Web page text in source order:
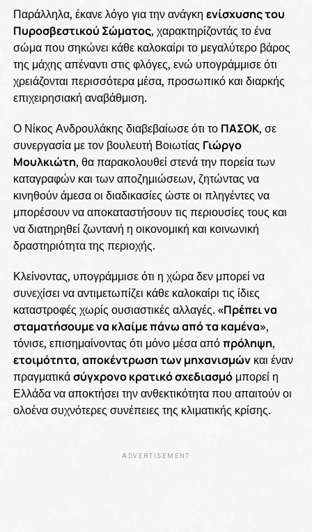
Παράλληλα, έκανε λόγο για την ανάγκη ενίσχυσης του
Πυροσβεστικού Σώματος, χαρακτηρίζοντάς το ένα
σώμα που σηκώνει κάθε καλοκαίρι το μεγαλύτερο βάρος
της μάχης απέναντι στις φλόγες, ενώ υπογράμμισε ότι
χρειάζονται περισσότερα μέσα, προσωπικό και διαρκής
επιχειρησιακή αναβάθμιση.
Ο Νίκος Ανδρουλάκης διαβεβαίωσε ότι το ΠΑΣΟΚ, σε
συνεργασία με τον βουλευτή Βοιωτίας Γιώργο
Μουλκιώτη, θα παρακολουθεί στενά την πορεία των
καταγραφών και των αποζημιώσεων, ζητώντας να
κινηθούν άμεσα οι διαδικασίες ώστε οι πληγέντες να
μπορέσουν να αποκαταστήσουν τις περιουσίες τους και
να διατηρηθεί ζωντανή η οικονομική και κοινωνική
δραστηριότητα της περιοχής.
Κλείνοντας, υπογράμμισε ότι η χώρα δεν μπορεί να
συνεχίσει να αντιμετωπίζει κάθε καλοκαίρι τις ίδιες
καταστροφές χωρίς ουσιαστικές αλλαγές. «Πρέπει να
σταματήσουμε να κλαίμε πάνω από τα καμένα»,
τόνισε, επισημαίνοντας ότι μόνο μέσα απόπρόληψη,
ετοιμότητα, αποκέντρωση των μηχανισμώνκαι έναν
πραγματικάσύγχρονο κρατικό σχεδιασμόμπορεί η
Ελλάδα να αποκτήσει την ανθεκτικότητα που απαιτούν οι
ολοένα συχνότερες συνέπειες της κλιματικής κρίσης.
ADVERTISEMENT